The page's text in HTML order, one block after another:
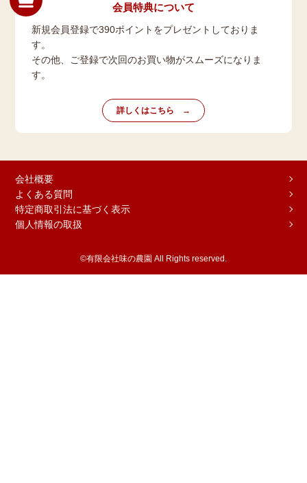
会員特典について
新規会員登録で390ポイントをプレゼントしておりま
す。
その他、ご登録で次回のお買い物がスムーズになりま
す。
詳しくはこちら
会社概要
よくある質問
特定商取引法に基づく表示
個人情報の取扱
©有限会社味の農園 All Rights reserved.